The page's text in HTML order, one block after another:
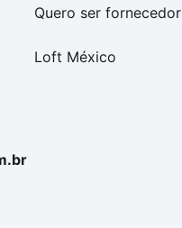
Quero ser fornecedor
Loft México